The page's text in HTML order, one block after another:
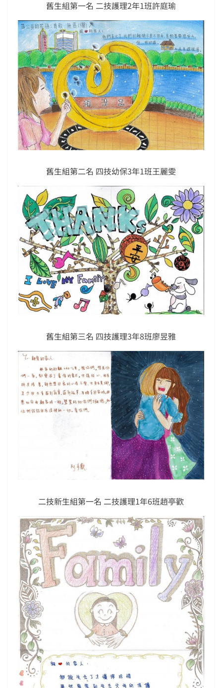
舊生組第一名 二技護理2年1班許庭瑜
舊生組第二名 四技幼保3年1班王麗雯
舊生組第三名 四技護理3年8班廖昱雅
二技新生組第一名 二技護理1年6班趙亭歡